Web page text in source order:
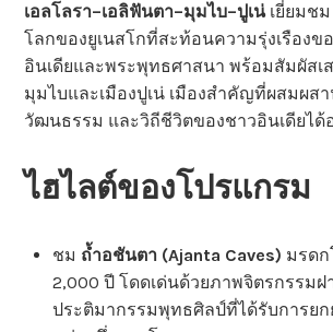
เอลโลรา–เอลิฟันตา–มุมไบ–ปูเน่เยี่ยมช
โลกของยูเนสโกที่สะท้อนความรุ่งเรืองข
อินเดียและพระพุทธศาสนา พร้อมสัมผัส
มุมไบและเมืองปูเน่ เมืองสำคัญที่ผสมผส
วัฒนธรรม และวิถีชีวิตของชาวอินเดียได้
ไฮไลต์ของโปรแกรม
ชม ถ้ำอชันตา (Ajanta Caves) มรดก
2,000 ปี โดดเด่นด้วยภาพจิตรกรรมฝ
ประติมากรรมพุทธศิลป์ที่ได้รับการยก